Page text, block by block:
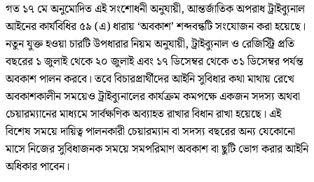
গত ১৭ মে অনুমোদিত এই সংশোধনী অনুযায়ী, আন্তর্জাতিক অপরাধ ট্রাইব্যুনাল
আইনের কার্যবিধির ৫৯ (এ) ধারায় ‘অবকাশ’ শব্দবন্ধটি সংযোজন করা হয়েছে।
নতুন যুক্ত হওয়া চারটি উপধারার নিয়ম অনুযায়ী, ট্রাইব্যুনাল ও রেজিস্ট্রি প্রতি
বছরের ১ জুলাই থেকে ২০ জুলাই এবং ১৭ ডিসেম্বর থেকে ৩১ ডিসেম্বর পর্যন্ত
অবকাশ পালন করবে। তবে বিচারপ্রার্থীদের আইনি সুবিধার কথা মাথায় রেখে
অবকাশকালীন সময়েও ট্রাইব্যুনালের কার্যক্রম কমপক্ষে একজন সদস্য অথবা
চেয়ারম্যানের মাধ্যমে সার্বক্ষণিক অব্যাহত রাখার বিধান রাখা হয়েছে। এই
বিশেষ সময়ে দায়িত্ব পালনকারী চেয়ারম্যান বা সদস্য বছরের অন্য যেকোনো
মাসে নিজের সুবিধাজনক সময়ে সমপরিমাণ অবকাশ বা ছুটি ভোগ করার আইনি
অধিকার পাবেন।